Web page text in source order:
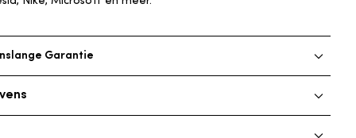
Garantie
geloven in de duurzame kwaliteit van onze producten en
u het maximale uit uw investering haalt.